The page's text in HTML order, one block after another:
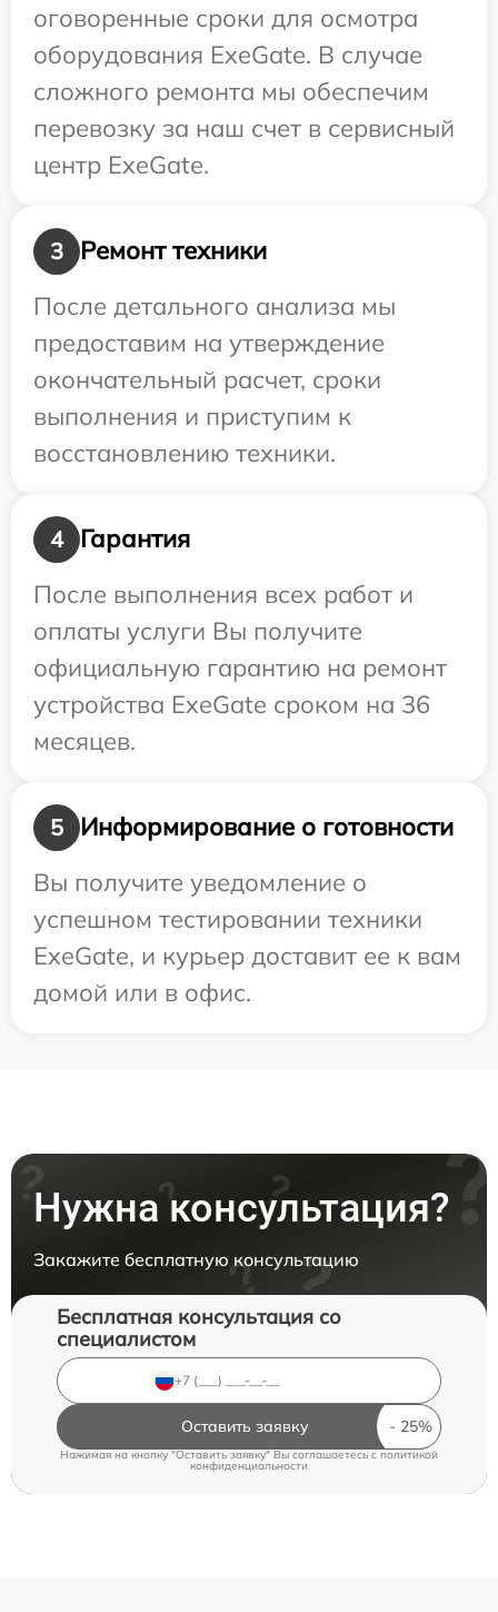
оговоренные сроки для осмотра
оборудования ExeGate. В случае
сложного ремонта мы обеспечим
перевозку за наш счет в сервисный
центр ExeGate.
3
Ремонт техники
После детального анализа мы
предоставим на утверждение
окончательный расчет, сроки
выполнения и приступим к
восстановлению техники.
4
Гарантия
После выполнения всех работ и
оплаты услуги Вы получите
официальную гарантию на ремонт
устройства ExeGate сроком на 36
месяцев.
5
Информирование о готовности
Вы получите уведомление о
успешном тестировании техники
ExeGate, и курьер доставит ее к вам
домой или в офис.
Нужна консультация?
Закажите бесплатную консультацию
Бесплатная консультация со
специалистом
Оставить заявку
Нажимая на кнопку "Оставить заявку" Вы соглашаетесь cполитикой
конфиденциальности